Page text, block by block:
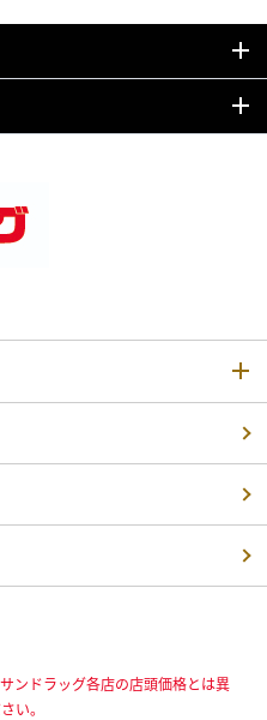
ンドラッグ各店の店頭価格とは異
い。